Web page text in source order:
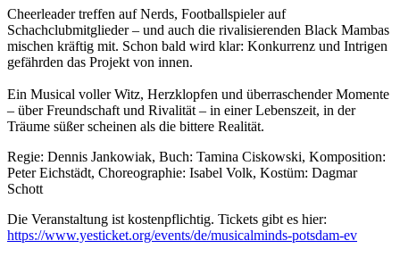
Cheerleader treffen auf Nerds, Footballspieler auf
Schachclubmitglieder – und auch die rivalisierenden Black Mambas
mischen kräftig mit. Schon bald wird klar: Konkurrenz und Intrigen
gefährden das Projekt von innen.
Ein Musical voller Witz, Herzklopfen und überraschender Momente
– über Freundschaft und Rivalität – in einer Lebenszeit, in der
Träume süßer scheinen als die bittere Realität.
Regie: Dennis Jankowiak, Buch: Tamina Ciskowski, Komposition:
Peter Eichstädt, Choreographie: Isabel Volk, Kostüm: Dagmar
Schott
Die Veranstaltung ist kostenpflichtig. Tickets gibt es hier:
https://www.yesticket.org/events/de/musicalminds-potsdam-ev